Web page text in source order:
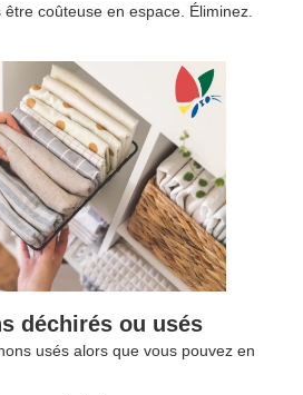
coûteuse en espace. Éliminez.
déchirés ou usés
usés alors que vous pouvez en